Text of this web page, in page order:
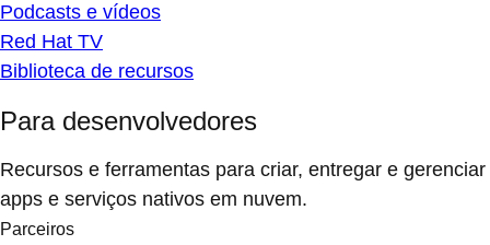
Podcasts e vídeos
Red Hat TV
Biblioteca de recursos
Para desenvolvedores
Recursos e ferramentas para criar, entregar e gerenciar
apps e serviços nativos em nuvem.
Parceiros